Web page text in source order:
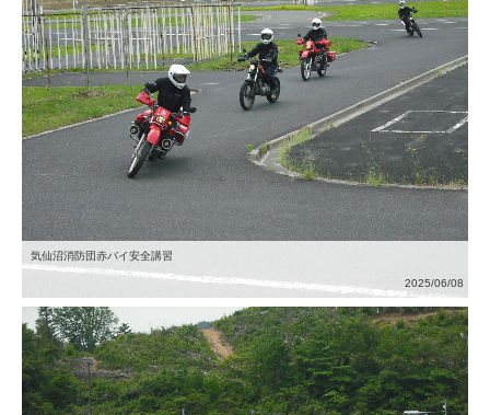
気仙沼消防団赤バイ安全講習
2025/06/08